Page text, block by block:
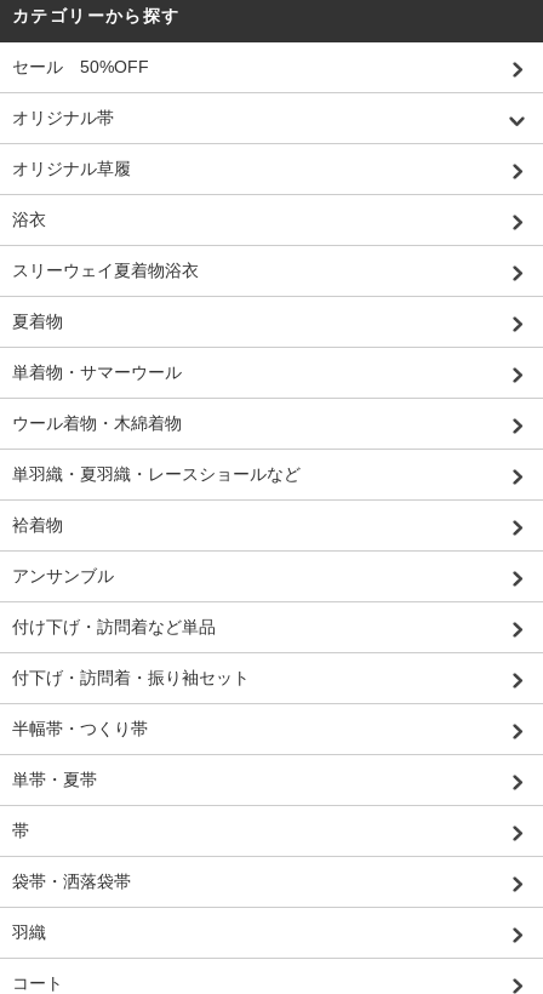
カテゴリーから探す
セール 50%OFF
オリジナル帯
オリジナル草履
浴衣
スリーウェイ夏着物浴衣
夏着物
単着物・サマーウール
ウール着物・木綿着物
単羽織・夏羽織・レースショールなど
袷着物
アンサンブル
付け下げ・訪問着など単品
付下げ・訪問着・振り袖セット
半幅帯・つくり帯
単帯・夏帯
帯
袋帯・洒落袋帯
羽織
コート